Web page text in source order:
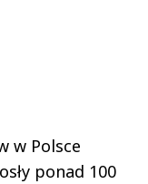
w Polsce
ponad 100